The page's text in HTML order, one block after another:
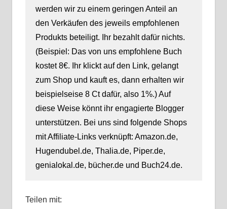
werden wir zu einem geringen Anteil an
den Verkäufen des jeweils empfohlenen
Produkts beteiligt. Ihr bezahlt dafür nichts.
(Beispiel: Das von uns empfohlene Buch
kostet 8€. Ihr klickt auf den Link, gelangt
zum Shop und kauft es, dann erhalten wir
beispielseise 8 Ct dafür, also 1%.) Auf
diese Weise könnt ihr engagierte Blogger
unterstützen. Bei uns sind folgende Shops
mit Affiliate-Links verknüpft: Amazon.de,
Hugendubel.de, Thalia.de, Piper.de,
genialokal.de, bücher.de und Buch24.de.
Teilen mit: